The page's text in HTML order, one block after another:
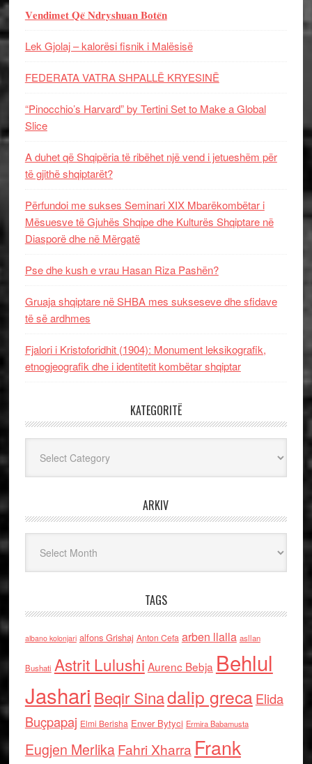
𝐕𝐞𝐧𝐝𝐢𝐦𝐞𝐭 𝐐𝐞̈ 𝐍𝐝𝐫𝐲𝐬𝐡𝐮𝐚𝐧 𝐁𝐨𝐭𝐞̈𝐧
Lek Gjolaj – kalorësi fisnik i Malësisë
FEDERATA VATRA SHPALLË KRYESINË
“Pinocchio’s Harvard” by Tertini Set to Make a Global
Slice
A duhet që Shqipëria të ribëhet një vend i jetueshëm për
të gjithë shqiptarët?
Përfundoi me sukses Seminari XIX Mbarëkombëtar i
Mësuesve të Gjuhës Shqipe dhe Kulturës Shqiptare në
Diasporë dhe në Mërgatë
Pse dhe kush e vrau Hasan Riza Pashën?
Gruaja shqiptare në SHBA mes sukseseve dhe sfidave
të së ardhmes
Fjalori i Kristoforidhit (1904): Monument leksikografik,
etnogjeografik dhe i identitetit kombëtar shqiptar
KATEGORITË
ARKIV
TAGS
albano kolonjari alfons Grishaj Anton Cefa arben llalla asllan
Bushati Astrit Lulushi Aurenc Bebja Behlul
Jashari Beqir Sinadalip grecaElida
Buçpapaj Elmi Berisha Enver Bytyci Ermira Babamusta
Eugjen MerlikaFahri Xharra Frank